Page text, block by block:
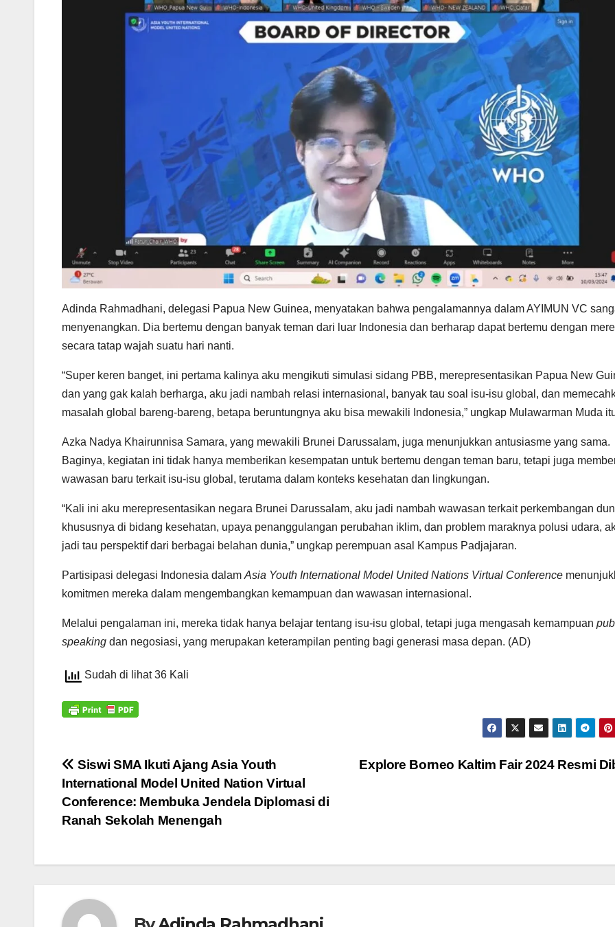
Adinda Rahmadhani, delegasi Papua New Guinea, menyatakan bahwa pengalamannya dalam AYIMUN VC
menyenangkan. Dia bertemu dengan banyak teman dari luar Indonesia dan berharap dapat bertemu dengan
secara tatap wajah suatu hari nanti.
“Super keren banget, ini pertama kalinya aku mengikuti simulasi sidang PBB, merepresentasikan Papua New
dan yang gak kalah berharga, aku jadi nambah relasi internasional, banyak tau soal isu-isu global, dan
masalah global bareng-bareng, betapa beruntungnya aku bisa mewakili Indonesia,” ungkap Mulawarman Muda
Azka Nadya Khairunnisa Samara, yang mewakili Brunei Darussalam, juga menunjukkan antusiasme yang sama.
Baginya, kegiatan ini tidak hanya memberikan kesempatan untuk bertemu dengan teman baru, tetapi juga
wawasan baru terkait isu-isu global, terutama dalam konteks kesehatan dan lingkungan.
“Kali ini aku merepresentasikan negara Brunei Darussalam, aku jadi nambah wawasan terkait perkembangan
khususnya di bidang kesehatan, upaya penanggulangan perubahan iklim, dan problem maraknya polusi udara,
jadi tau perspektif dari berbagai belahan dunia,” ungkap perempuan asal Kampus Padjajaran.
Partisipasi delegasi Indonesia dalam Asia Youth International Model United Nations Virtual Conference
komitmen mereka dalam mengembangkan kemampuan dan wawasan internasional.
Melalui pengalaman ini, mereka tidak hanya belajar tentang isu-isu global, tetapi juga mengasah kemampuan
speaking dan negosiasi, yang merupakan keterampilan penting bagi generasi masa depan. (AD)
Sudah di lihat 36 Kali
Navigasi
pos
Explore Borneo Kaltim Fair 2024 Resmi
Siswi SMA Ikuti Ajang Asia Youth
International Model United Nation Virtual
Conference: Membuka Jendela Diplomasi di
Ranah Sekolah Menengah